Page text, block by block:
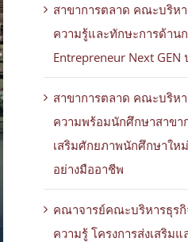
สาขาการตลาด คณะบริหา
ความรู้และทักษะการด้าน
Entrepreneur Next
สาขาการตลาด คณะบริห
ความพร้อมนักศึกษาสาขา
เสริมศักยภาพนักศึกษาให
อย่างมืออาชีพ
คณาจารย์คณะบริหารธุรกิ
ความรู้ โครงการส่งเสริ